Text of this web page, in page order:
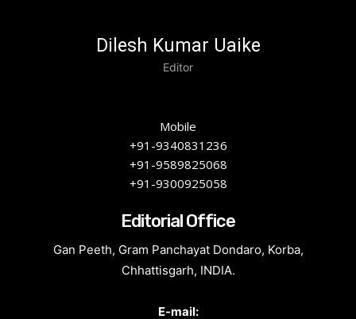
Dilesh Kumar Uaike
Editor
Mobile
+91-9340831236
+91-9589825068
+91-9300925058
Editorial Office
Gan Peeth, Gram Panchayat Dondaro, Korba,
Chhattisgarh, INDIA.
E-mail: